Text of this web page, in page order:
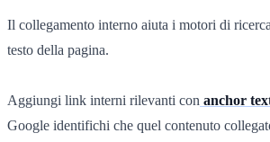
Il collegamento interno aiuta i motori di
testo della pagina.
Aggiungi link interni rilevanti con anchor
Google identifichi che quel contenuto